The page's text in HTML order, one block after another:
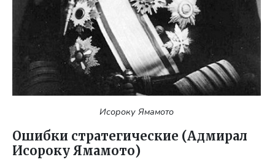
Исороку Ямамото
Ошибки стратегические (Адмирал
Исороку Ямамото)